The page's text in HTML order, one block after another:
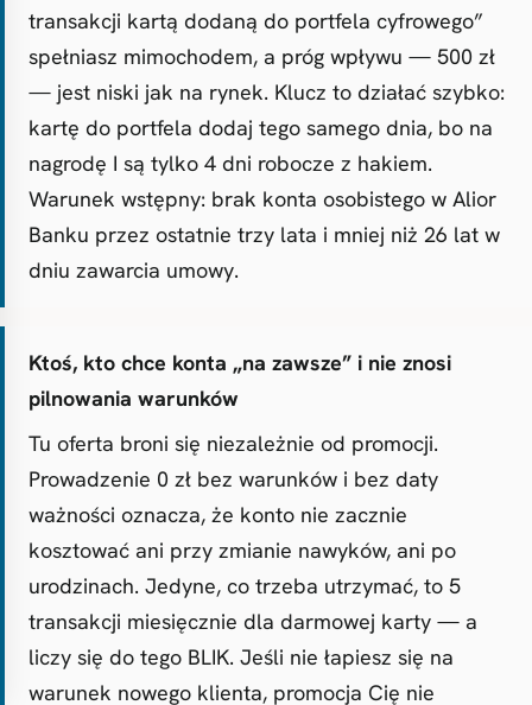
transakcji kartą dodaną do portfela cyfrowego”
spełniasz mimochodem, a próg wpływu — 500 zł
— jest niski jak na rynek. Klucz to działać szybko:
kartę do portfela dodaj tego samego dnia, bo na
nagrodę I są tylko 4 dni robocze z hakiem.
Warunek wstępny: brak konta osobistego w Alior
Banku przez ostatnie trzy lata i mniej niż 26 lat w
dniu zawarcia umowy.
Ktoś, kto chce konta „na zawsze” i nie znosi
pilnowania warunków
Tu oferta broni się niezależnie od promocji.
Prowadzenie 0 zł bez warunków i bez daty
ważności oznacza, że konto nie zacznie
kosztować ani przy zmianie nawyków, ani po
urodzinach. Jedyne, co trzeba utrzymać, to 5
transakcji miesięcznie dla darmowej karty — a
liczy się do tego BLIK. Jeśli nie łapiesz się na
warunek nowego klienta, promocja Cię nie